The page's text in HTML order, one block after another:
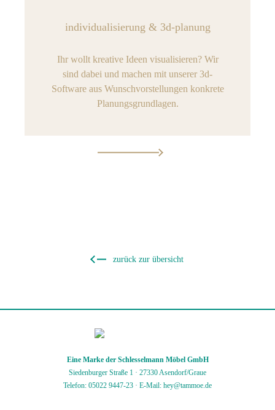
individualisierung & 3d-planung
Ihr wollt kreative Ideen visualisieren? Wir
sind dabei und machen mit unserer 3d-
Software aus Wunschvorstellungen konkrete
Planungsgrundlagen.
zurück zur übersicht
Eine Marke der Schlesselmann Möbel GmbH
Siedenburger Straße 1 · 27330 Asendorf/Graue
Telefon: 05022 9447-23 · E-Mail: hey@tammoe.de